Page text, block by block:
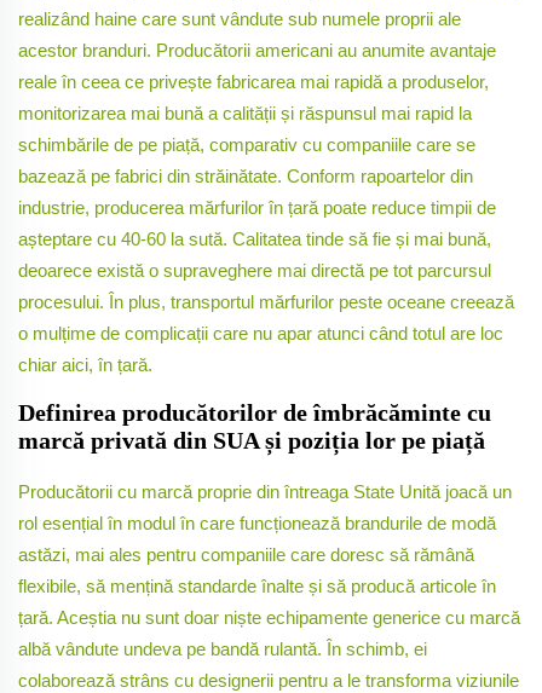
realizând haine care sunt vândute sub numele proprii ale
acestor branduri. Producătorii americani au anumite avantaje
reale în ceea ce privește fabricarea mai rapidă a produselor,
monitorizarea mai bună a calității și răspunsul mai rapid la
schimbările de pe piață, comparativ cu companiile care se
bazează pe fabrici din străinătate. Conform rapoartelor din
industrie, producerea mărfurilor în țară poate reduce timpii de
așteptare cu 40-60 la sută. Calitatea tinde să fie și mai bună,
deoarece există o supraveghere mai directă pe tot parcursul
procesului. În plus, transportul mărfurilor peste oceane creează
o mulțime de complicații care nu apar atunci când totul are loc
chiar aici, în țară.
Definirea producătorilor de îmbrăcăminte cu
marcă privată din SUA și poziția lor pe piață
Producătorii cu marcă proprie din întreaga State Unită joacă un
rol esențial în modul în care funcționează brandurile de modă
astăzi, mai ales pentru companiile care doresc să rămână
flexibile, să mențină standarde înalte și să producă articole în
țară. Aceștia nu sunt doar niște echipamente generice cu marcă
albă vândute undeva pe bandă rulantă. În schimb, ei
colaborează strâns cu designerii pentru a le transforma viziunile